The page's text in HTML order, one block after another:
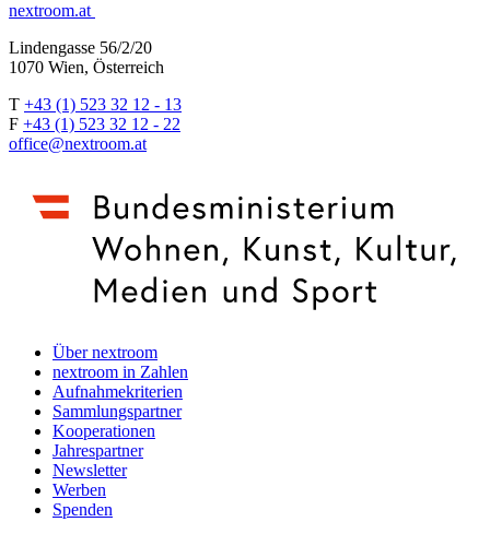
nextroom.at
Lindengasse 56/2/20
1070 Wien, Österreich
T +43 (1) 523 32 12 - 13
F +43 (1) 523 32 12 - 22
office@nextroom.at
Über nextroom
nextroom in Zahlen
Aufnahmekriterien
Sammlungspartner
Kooperationen
Jahrespartner
Newsletter
Werben
Spenden